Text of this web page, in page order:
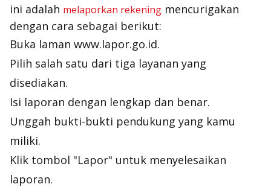
ini adalah melaporkan rekening mencurigakan
dengan cara sebagai berikut:
Buka laman www.lapor.go.id.
Pilih salah satu dari tiga layanan yang
disediakan.
Isi laporan dengan lengkap dan benar.
Unggah bukti-bukti pendukung yang kamu
miliki.
Klik tombol "Lapor" untuk menyelesaikan
laporan.